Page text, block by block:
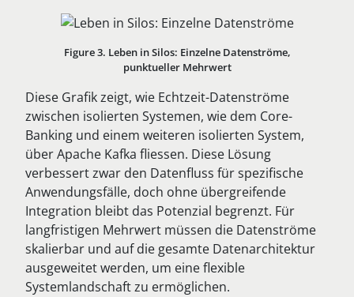
Figure 3. Leben in Silos: Einzelne Datenströme,
punktueller Mehrwert
Diese Grafik zeigt, wie Echtzeit-Datenströme
zwischen isolierten Systemen, wie dem Core-
Banking und einem weiteren isolierten System,
über Apache Kafka fliessen. Diese Lösung
verbessert zwar den Datenfluss für spezifische
Anwendungsfälle, doch ohne übergreifende
Integration bleibt das Potenzial begrenzt. Für
langfristigen Mehrwert müssen die Datenströme
skalierbar und auf die gesamte Datenarchitektur
ausgeweitet werden, um eine flexible
Systemlandschaft zu ermöglichen.